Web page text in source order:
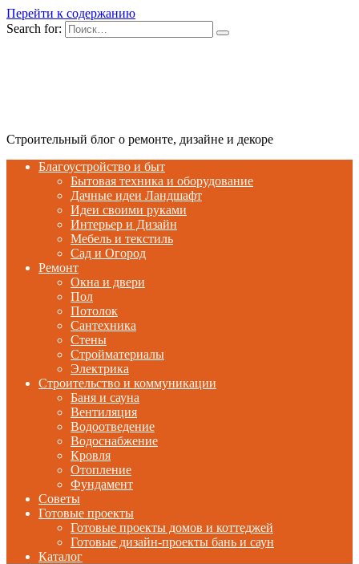
Перейти к содержанию
Search for:
Строительный блог о ремонте, дизайне и декоре
Благоустройство и быт
Бытовая техника и оборудование
Дачные идеи Ландшафт
Идеи своими руками
Интерьер и Дизайн
Мебель и текстиль
Сад и Огород
Ремонт
Окна и двери
Пол
Потолок
Сантехника
Стены
Стройматериалы
Электрика
Строительство и коммуникации
Баня и сауна
Вентиляция
Водоотведение
Водоснабжение
Кровля
Отопление
Фундамент
Советы
Готовые проекты
Готовые проекты домов и коттеджей
Готовые дизайн-проекты бань и саун
Каталог